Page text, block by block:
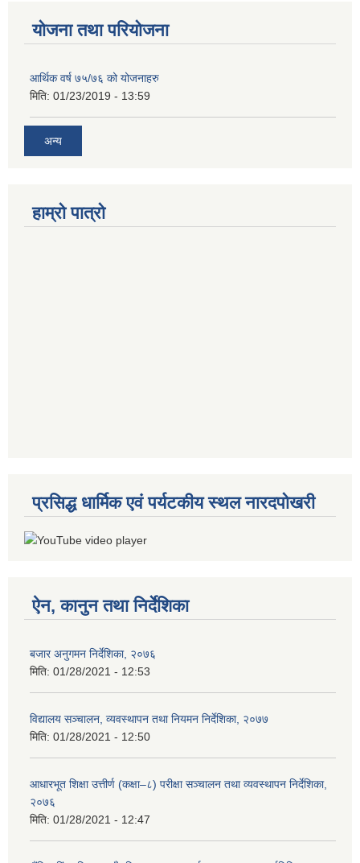
योजना तथा परियोजना
आर्थिक वर्ष ७५/७६ को योजनाहरु
मिति: 01/23/2019 - 13:59
अन्य
हाम्रो पात्रो
प्रसिद्ध धार्मिक एवं पर्यटकीय स्थल नारदपोखरी
ऐन, कानुन तथा निर्देशिका
बजार अनुगमन निर्देशिका, २०७६
मिति: 01/28/2021 - 12:53
विद्यालय सञ्चालन, व्यवस्थापन तथा नियमन निर्देशिका, २०७७
मिति: 01/28/2021 - 12:50
आधारभूत शिक्षा उत्तीर्ण (कक्षा–८) परीक्षा सञ्चालन तथा व्यवस्थापन निर्देशिका,
२०७६
मिति: 01/28/2021 - 12:47